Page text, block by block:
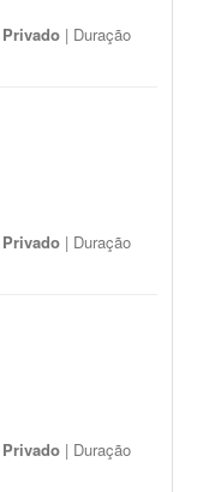
Privado | Duração
Privado | Duração
Privado | Duração